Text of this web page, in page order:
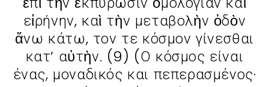
εἰρήνην, καὶ τὴν μεταβολὴν ὁδὸν
ἄνω κάτω, τον τε κόσμον γίνεσθαι
κατ’ αὐτὴν. (9) (Ο κόσμος είναι
ένας, μοναδικός και πεπερασμένος·